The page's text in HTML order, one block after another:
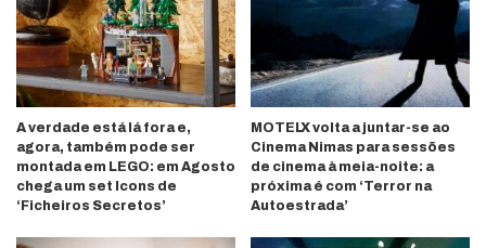
A verdade está lá fora e,
agora, também pode ser
montada em LEGO: em Agosto
chega um set Icons de
‘Ficheiros Secretos’
MOTELX volta a juntar-se ao
Cinema Nimas para sessões
de cinema à meia-noite: a
próxima é com ‘Terror na
Autoestrada’